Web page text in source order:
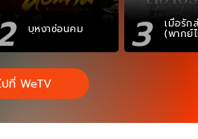
บุหงาซ่อนคม 3 เมื่อรัก
(พากย์
ปที่ WeTV